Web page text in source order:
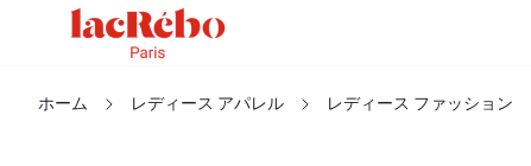
ホーム レディース アパレル レディース ファッション